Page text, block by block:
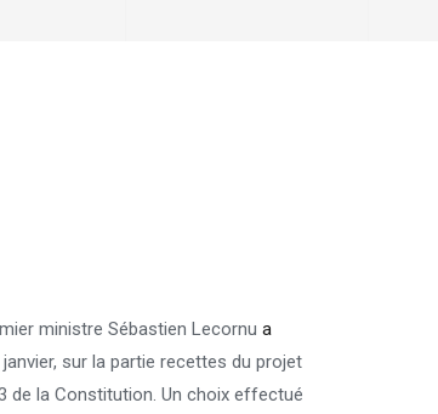
ministre Sébastien Lecornua
sur la partie recettes du projet
de la Constitution. Un choix effectué